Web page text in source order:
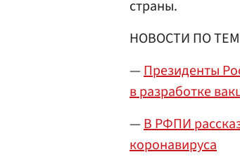
страны.
НОВОСТИ ПО
—Президенты
в разработке
—В РФПИ
коронавируса